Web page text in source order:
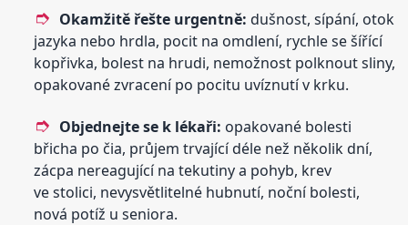
Okamžitě řešte urgentně: dušnost, sípání, otok
jazyka nebo hrdla, pocit na omdlení, rychle se šířící
kopřivka, bolest na hrudi, nemožnost polknout sliny,
opakované zvracení po pocitu uvíznutí v krku.
Objednejte se k lékaři: opakované bolesti
břicha po čia, průjem trvající déle než několik dní,
zácpa nereagující na tekutiny a pohyb, krev
ve stolici, nevysvětlitelné hubnutí, noční bolesti,
nová potíž u seniora.